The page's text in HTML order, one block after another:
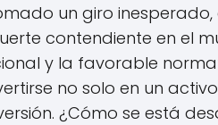
un giro
contendiente en el
y la favorable
no solo en un
¿Cómo se está